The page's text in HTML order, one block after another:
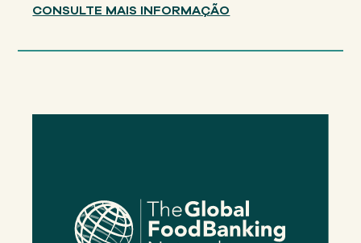
CONSULTE MAIS INFORMAÇÃO